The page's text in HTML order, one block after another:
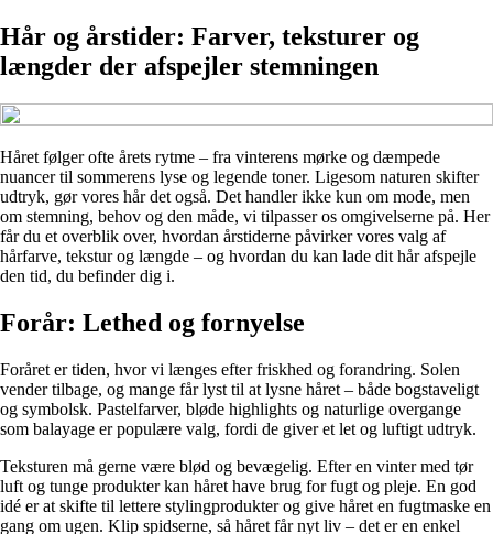
Hår og årstider: Farver, teksturer og
længder der afspejler stemningen
Håret følger ofte årets rytme – fra vinterens mørke og dæmpede
nuancer til sommerens lyse og legende toner. Ligesom naturen skifter
udtryk, gør vores hår det også. Det handler ikke kun om mode, men
om stemning, behov og den måde, vi tilpasser os omgivelserne på. Her
får du et overblik over, hvordan årstiderne påvirker vores valg af
hårfarve, tekstur og længde – og hvordan du kan lade dit hår afspejle
den tid, du befinder dig i.
Forår: Lethed og fornyelse
Foråret er tiden, hvor vi længes efter friskhed og forandring. Solen
vender tilbage, og mange får lyst til at lysne håret – både bogstaveligt
og symbolsk. Pastelfarver, bløde highlights og naturlige overgange
som balayage er populære valg, fordi de giver et let og luftigt udtryk.
Teksturen må gerne være blød og bevægelig. Efter en vinter med tør
luft og tunge produkter kan håret have brug for fugt og pleje. En god
idé er at skifte til lettere stylingprodukter og give håret en fugtmaske en
gang om ugen. Klip spidserne, så håret får nyt liv – det er en enkel